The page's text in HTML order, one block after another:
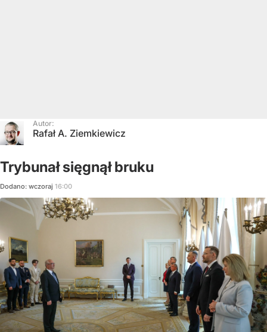
Autor:
Rafał A. Ziemkiewicz
Trybunał sięgnął bruku
Dodano: wczoraj 16:00